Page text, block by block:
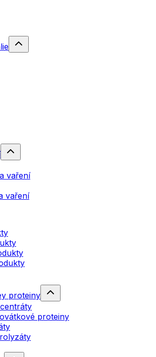
vaření
vaření
proteiny
proteiny